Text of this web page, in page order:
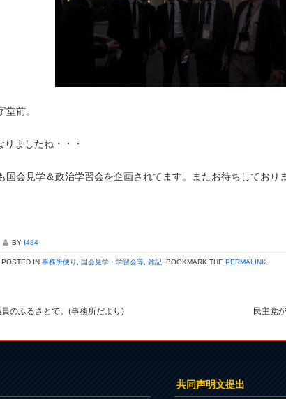
堂前。
りましたね・・・
国会見学＆政治学習会を企画されてます。またお待ちしており
BY I484
IN 事務所便り 国会見学・学習会等 雑記 . BOOKMARK THE PERMALINK
のふるさとで。(事務所だより) 民主党
共同声明文提出